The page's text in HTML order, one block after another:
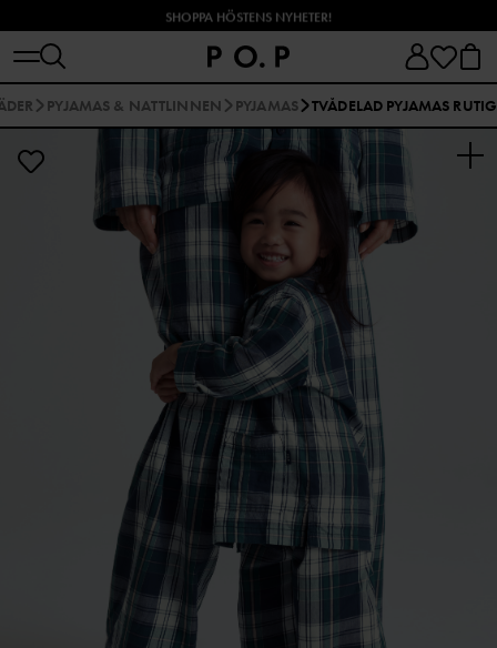
SHOPPA HÖSTENS NYHETER!
PYJAMAS & NATTLINNEN PYJAMAS TVÅDELAD PYJAMAS RUTIG